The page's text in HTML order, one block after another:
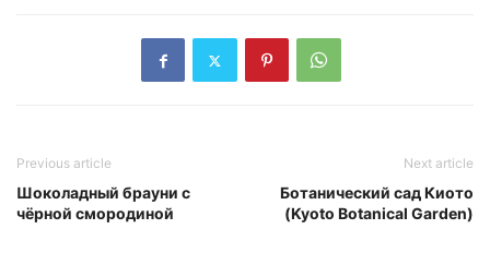
Previous article
Шоколадный брауни с
чёрной смородиной
Next article
Ботанический сад Киото
(Kyoto Botanical Garden)